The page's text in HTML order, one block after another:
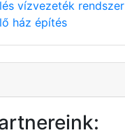
vízvezeték rendszer
ház építés